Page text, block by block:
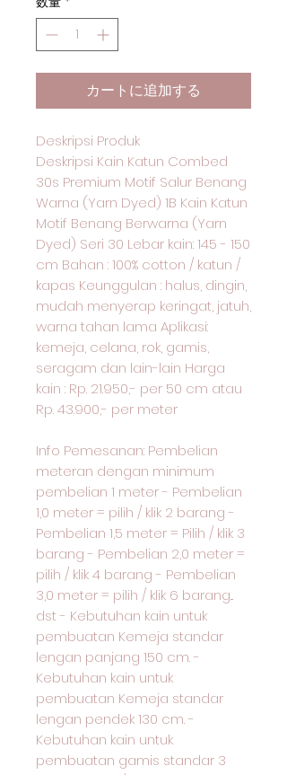
カートに追加する
Deskripsi Produk
Deskripsi Kain Katun Combed
30s Premium Motif Salur Benang
Warna (Yarn Dyed) 1B Kain Katun
Motif Benang Berwarna (Yarn
Dyed) Seri 30 Lebar kain: 145 - 150
cm Bahan : 100% cotton / katun /
kapas Keunggulan : halus, dingin,
mudah menyerap keringat, jatuh,
warna tahan lama Aplikasi:
kemeja, celana, rok, gamis,
seragam dan lain-lain Harga
kain : Rp. 21.950,- per 50 cm atau
Rp. 43.900,- per meter
Info Pemesanan: Pembelian
meteran dengan minimum
pembelian 1 meter - Pembelian
1,0 meter = pilih / klik 2 barang -
Pembelian 1,5 meter = Pilih / klik 3
barang - Pembelian 2,0 meter =
pilih / klik 4 barang - Pembelian
3,0 meter = pilih / klik 6 barang...
dst - Kebutuhan kain untuk
pembuatan Kemeja standar
lengan panjang 150 cm. -
Kebutuhan kain untuk
pembuatan Kemeja standar
lengan pendek 130 cm. -
Kebutuhan kain untuk
pembuatan gamis standar 3